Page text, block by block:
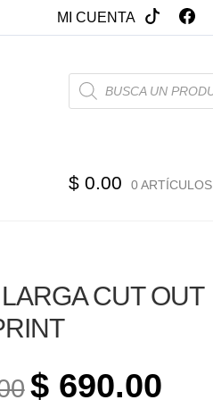
MI CUENTA
PRODUCTS
SEARCH
$0.00 0 ARTÍCULOS
CUT OUT
ORIGINAL
$690.00